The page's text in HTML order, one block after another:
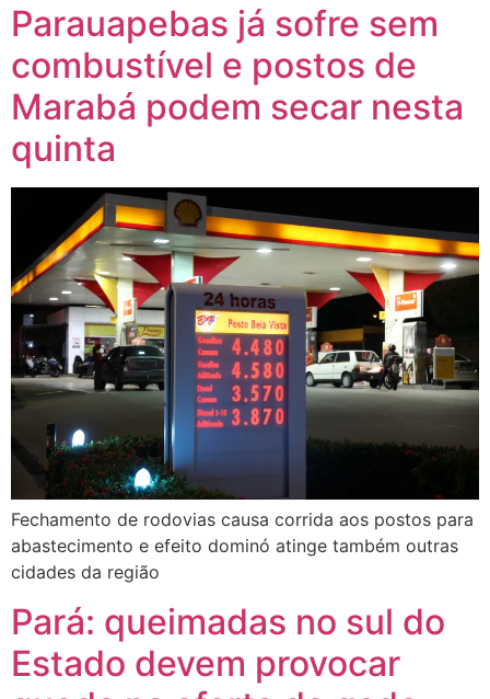
Parauapebas já sofre sem
combustível e postos de
Marabá podem secar nesta
quinta
Fechamento de rodovias causa corrida aos postos para
abastecimento e efeito dominó atinge também outras
cidades da região
Pará: queimadas no sul do
Estado devem provocar